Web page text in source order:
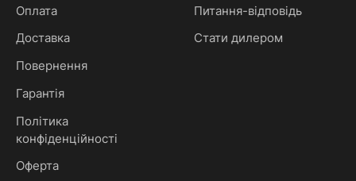
Оплата
Доставка
Повернення
Гарантія
Політика
конфіденційності
Оферта
Питання-відповідь
Стати дилером